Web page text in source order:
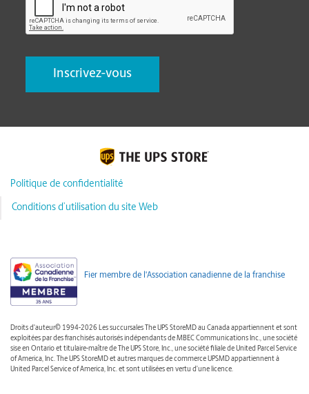
Politique de confidentialité
Conditions d’utilisation du site Web
Fier membre de l'Association canadienne de la franchise
Droits d'auteur© 1994-2026 Les succursales The UPS StoreMD au Canada appartiennent et sont
exploitées par des franchisés autorisés indépendants de MBEC Communications Inc., une société
sise en Ontario et titulaire-maître de The UPS Store, Inc., une société filiale de United Parcel Service
of America, Inc. The UPS StoreMD et autres marques de commerce UPSMD appartiennent à
United Parcel Service of America, Inc. et sont utilisées en vertu d’une licence.